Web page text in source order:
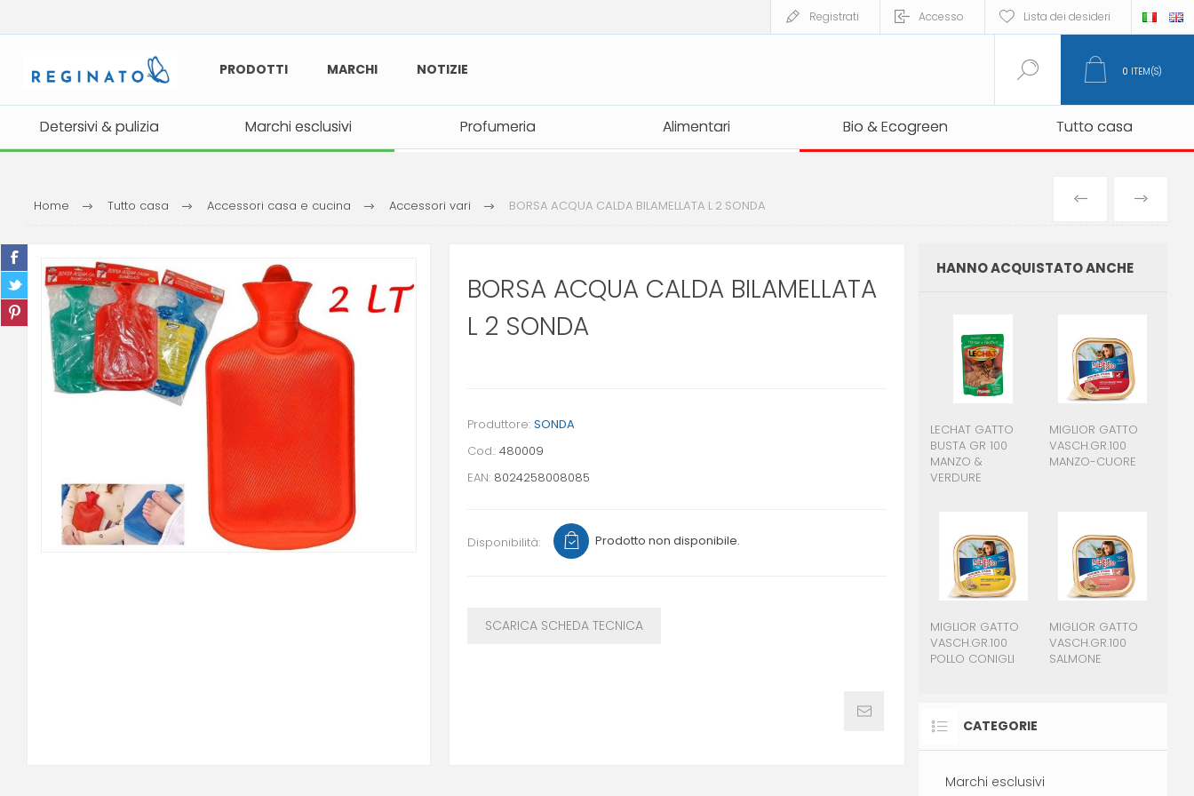
Registrati Accesso Lista dei desideri
PRODOTTI MARCHI NOTIZIE
Detersivi & pulizia Marchi esclusivi Profumeria Alimentari Bio & Ecogreen Tutto casa
Detersivi & pulizia Marchi esclusivi Profumeria Alimentari Bio & Ecogreen Tutto casa
0 ITEM(S)
Home Tutto casa Accessori casa e cucina Accessori vari BORSA ACQUA CALDA BILAMELLATA L 2 SONDA
PREVIOUS
PRODUCT
BORSA ACQUA CALDA BILAMELLATA
L 2 SONDA
Produttore: SONDA
Cod.: 480009
EAN: 8024258008085
Disponibilità: Prodotto non disponibile.
SCARICA SCHEDA TECNICA
HANNO ACQUISTATO ANCHE
LECHAT GATTO
BUSTA GR 100
MANZO &
VERDURE
MIGLIOR GATTO
VASCH.GR.100
MANZO-CUORE
MIGLIOR GATTO
VASCH.GR.100
POLLO CONIGLI
MIGLIOR GATTO
VASCH.GR.100
SALMONE
CATEGORIE
Marchi esclusivi